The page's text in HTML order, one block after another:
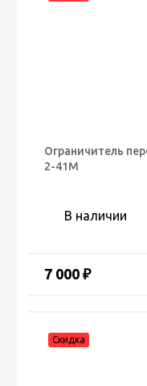
Ограничитель
2-41М
В наличии
7 000 ₽